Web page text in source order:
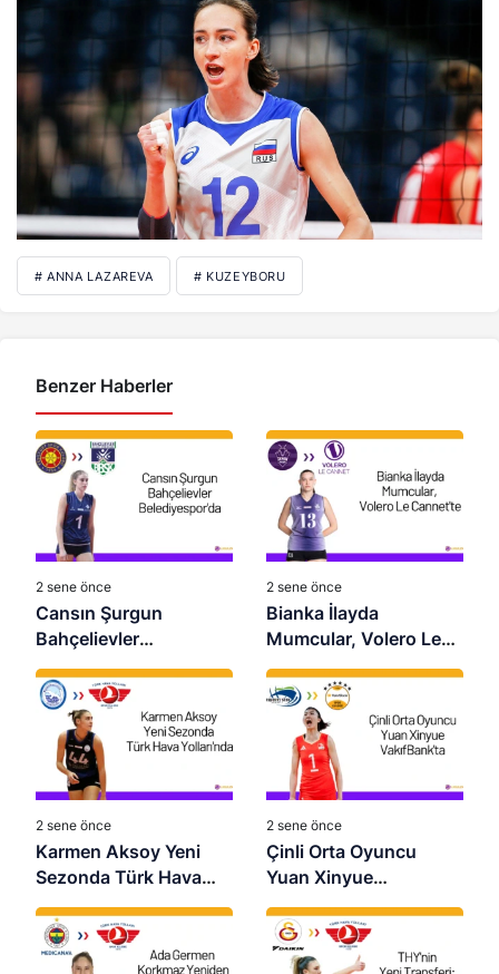
# ANNA LAZAREVA # KUZEYBORU
Benzer Haberler
2 sene önce
Cansın Şurgun
Bahçelievler
Belediyespor’da
2 sene önce
Bianka İlayda
Mumcular, Volero Le
Cannet’te
2 sene önce
Karmen Aksoy Yeni
Sezonda Türk Hava
Yolları’nda
2 sene önce
Çinli Orta Oyuncu
Yuan Xinyue
VakıfBank’ta